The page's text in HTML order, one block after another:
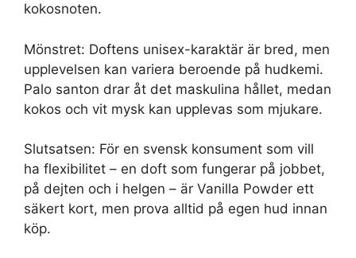
kokosnoten.
Mönstret: Doftens unisex-karaktär är bred, men
upplevelsen kan variera beroende på hudkemi.
Palo santon drar åt det maskulina hållet, medan
kokos och vit mysk kan upplevas som mjukare.
Slutsatsen: För en svensk konsument som vill
ha flexibilitet – en doft som fungerar på jobbet,
på dejten och i helgen – är Vanilla Powder ett
säkert kort, men prova alltid på egen hud innan
köp.